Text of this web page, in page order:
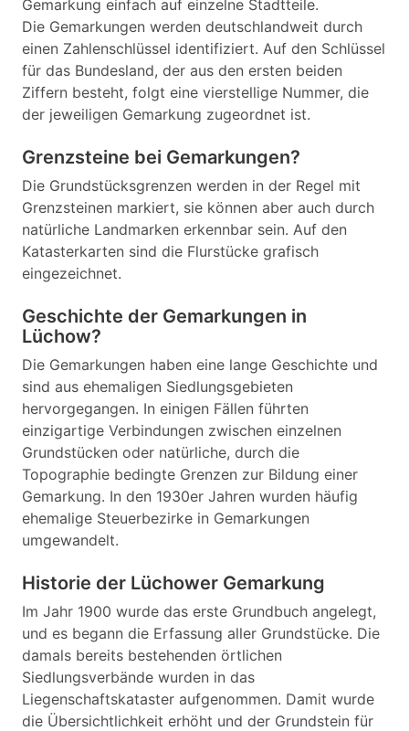
Gemarkung einfach auf einzelne Stadtteile.
Die Gemarkungen werden deutschlandweit durch
einen Zahlenschlüssel identifiziert. Auf den Schlüssel
für das Bundesland, der aus den ersten beiden
Ziffern besteht, folgt eine vierstellige Nummer, die
der jeweiligen Gemarkung zugeordnet ist.
Grenzsteine bei Gemarkungen?
Die Grundstücksgrenzen werden in der Regel mit
Grenzsteinen markiert, sie können aber auch durch
natürliche Landmarken erkennbar sein. Auf den
Katasterkarten sind die Flurstücke grafisch
eingezeichnet.
Geschichte der Gemarkungen in
Lüchow?
Die Gemarkungen haben eine lange Geschichte und
sind aus ehemaligen Siedlungsgebieten
hervorgegangen. In einigen Fällen führten
einzigartige Verbindungen zwischen einzelnen
Grundstücken oder natürliche, durch die
Topographie bedingte Grenzen zur Bildung einer
Gemarkung. In den 1930er Jahren wurden häufig
ehemalige Steuerbezirke in Gemarkungen
umgewandelt.
Historie der Lüchower Gemarkung
Im Jahr 1900 wurde das erste Grundbuch angelegt,
und es begann die Erfassung aller Grundstücke. Die
damals bereits bestehenden örtlichen
Siedlungsverbände wurden in das
Liegenschaftskataster aufgenommen. Damit wurde
die Übersichtlichkeit erhöht und der Grundstein für